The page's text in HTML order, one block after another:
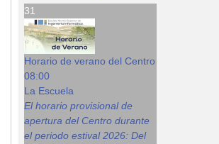
31
Horario de verano del Centro
08:00
La Escuela
El horario provisional de
apertura del Centro durante
el periodo estival 2026: Del